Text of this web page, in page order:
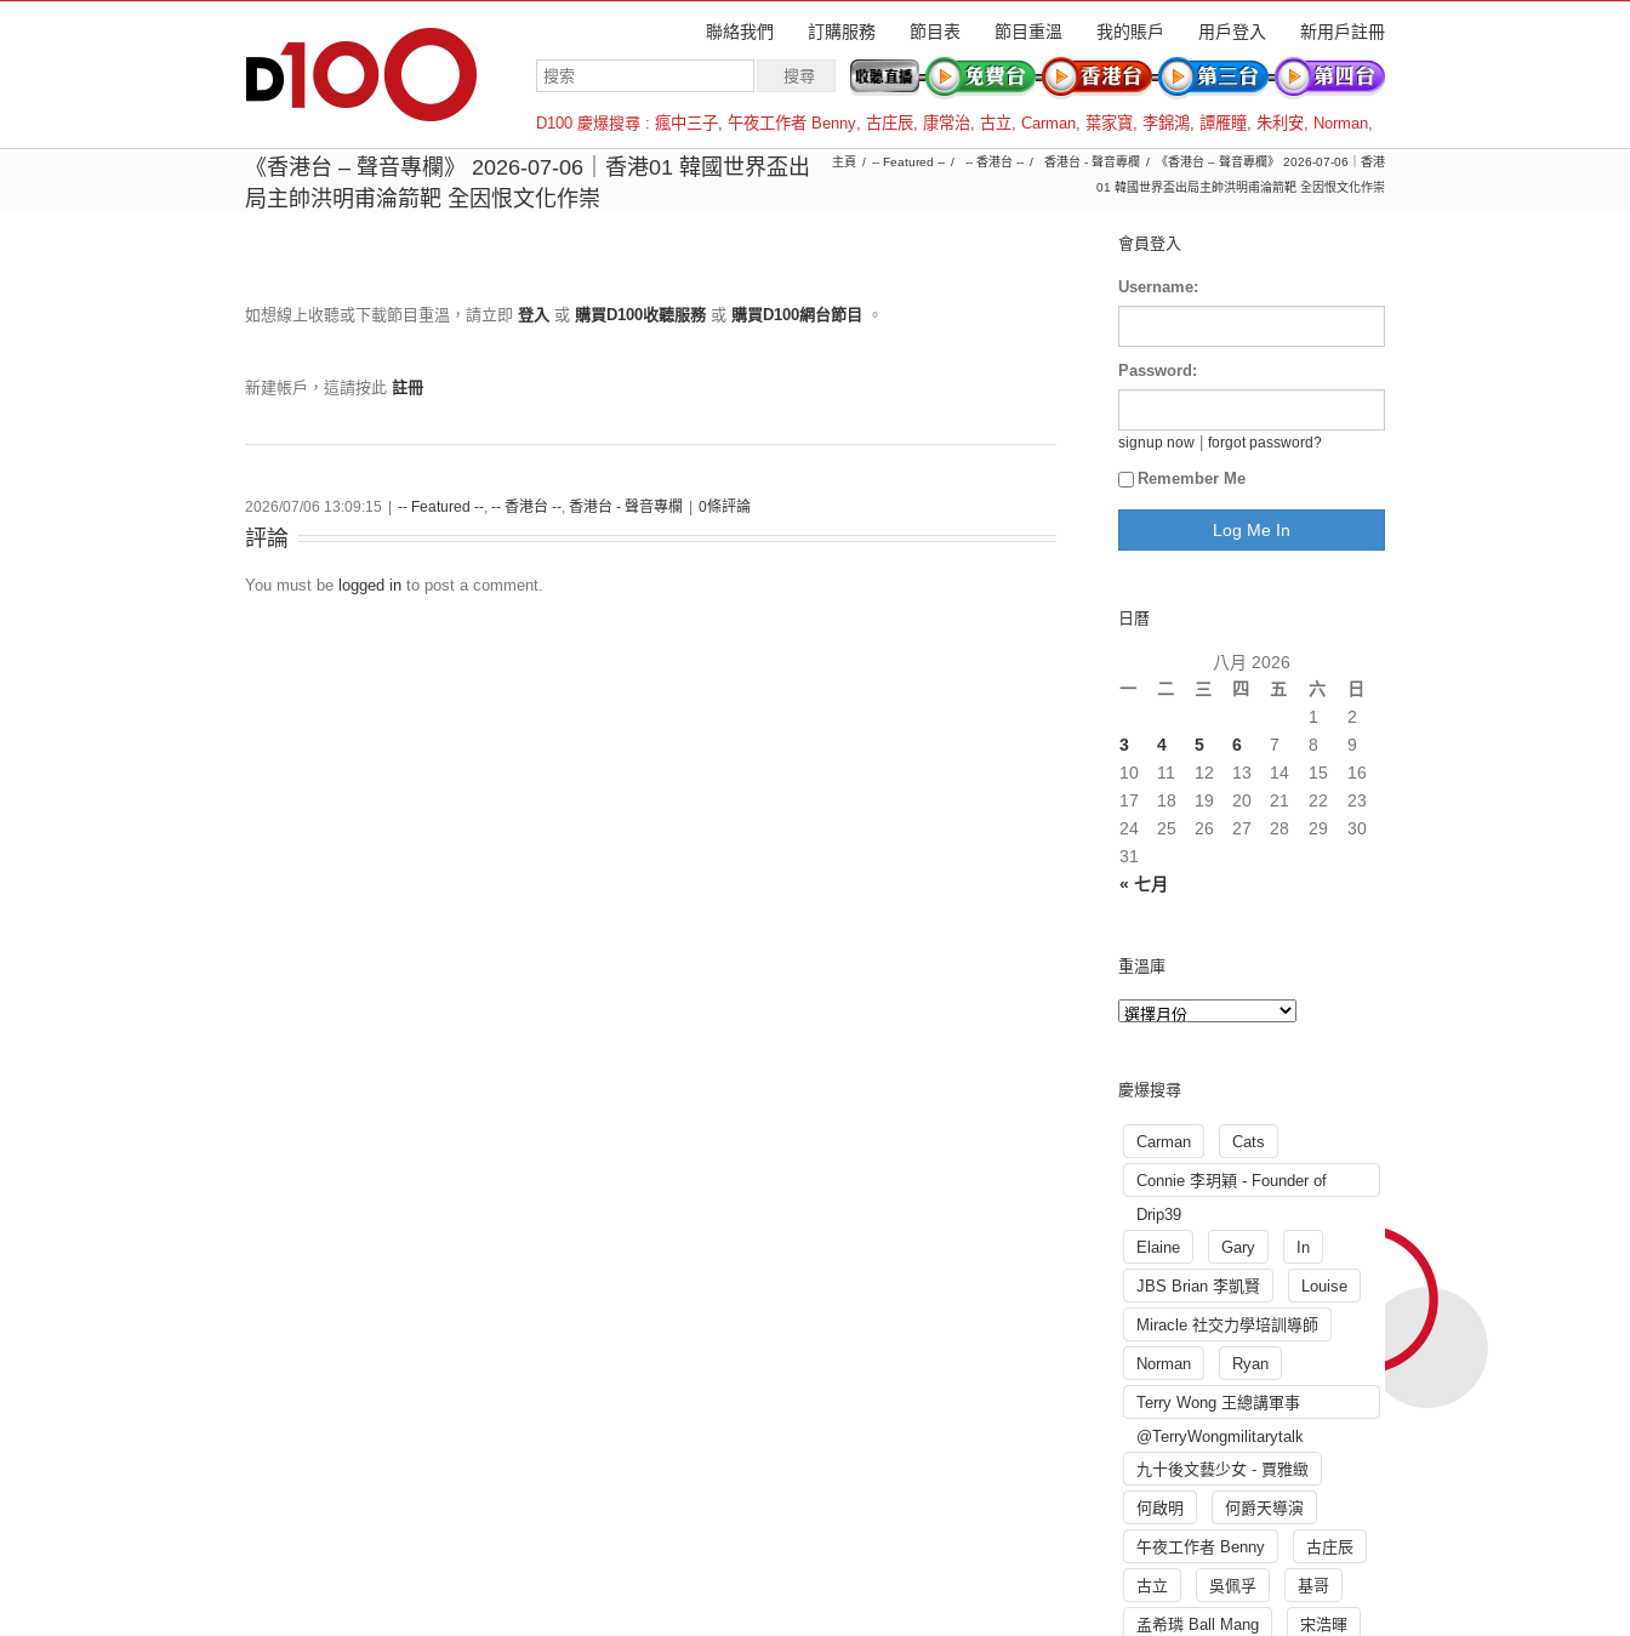
聯絡我們 訂購服務 節目表 節目重溫 我的賬戶 用戶登入 新用戶註冊
D100 慶爆搜尋 : 瘋中三子, 午夜工作者 Benny, 古庄辰, 康常治, 古立, Carman, 葉家寶, 李錦鴻, 譚雁瞳, 朱利安, Norman,
羅倫斯
《香港台 – 聲音專欄》 2026-07-06｜香港01 韓國世界盃出
局主帥洪明甫淪箭靶 全因恨文化作崇
主頁 -- Featured -- -- 香港台 -- 香港台 - 聲音專欄
《香港台 – 聲音專欄》 2026-07-06｜香港
01 韓國世界盃出局主帥洪明甫淪箭靶 全因恨文化作崇
如想線上收聽或下載節目重溫，請立即 登入 或 購買D100收聽服務 或 購買D100網台節目 。
新建帳戶，這請按此 註冊
2026/07/06 13:09:15 -- Featured --, -- 香港台 --, 香港台 - 聲音專欄 0條評論
評論
You must be logged in to post a comment.
會員登入
Username:
Password:
signup now forgot password?
Remember Me
日曆
八月 2026
一
二 三 四 五 六 日
« 七月
1
2
3
4 5 6 7 8
9
10
11 12 13 14 15
16
17
18 19 20 21 22
23
24
25 26 27 28 29
30
31
重溫庫
慶爆搜尋
Carman Cats
Connie 李玥穎 - Founder of
Drip39
Elaine
Gary In
JBS Brian 李凱賢 Louise
Miracle 社交力學培訓導師
Norman Ryan
Terry Wong 王總講軍事
@TerryWongmilitarytalk
九十後文藝少女 - 賈雅緻
何啟明 何爵天導演
午夜工作者 Benny 古庄辰
古立 吳佩孚 基哥
孟希璘 Ball Mang 宋浩暉